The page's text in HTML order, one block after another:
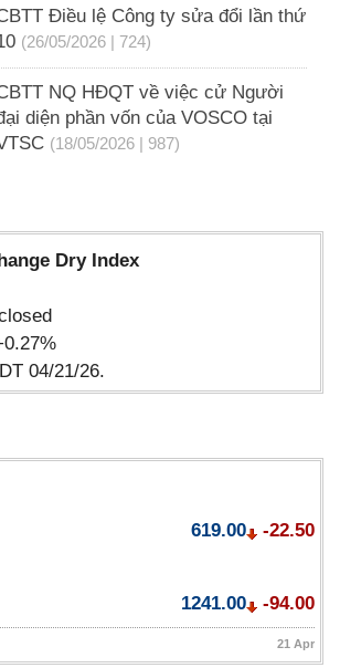
Điều lệ Công ty sửa đổi lần thứ
(26/05/2026 | 724)
NQ HĐQT về việc cử Người
diện phần vốn của VOSCO tại
(18/05/2026 | 987)
Dry Index
04/21/26.
619.00
-22.50
1241.00 -94.00
21 Apr